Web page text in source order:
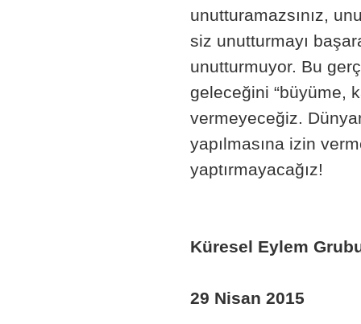
unutturamazsınız,
siz unutturmayı
unutturmuyor. Bu
geleceğini “büyüme,
vermeyeceğiz.
yapılmasına izin
yaptırmayacağız!
Küresel Eylem
29 Nisan 2015